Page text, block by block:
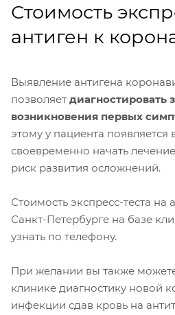
Стоимость
антиген к
Выявление антигена
позволяет диагностировать
возникновения первых
этому у пациента появляется
своевременно начать
риск развития осложнений.
Стоимость экспресс-теста на
Санкт-Петербурге на базе
узнать по телефону.
При желании вы также
клинике диагностику новой
инфекции сдав кровь на